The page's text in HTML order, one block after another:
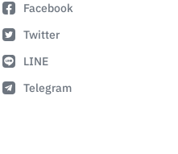
Facebook
Twitter
LINE
Telegram